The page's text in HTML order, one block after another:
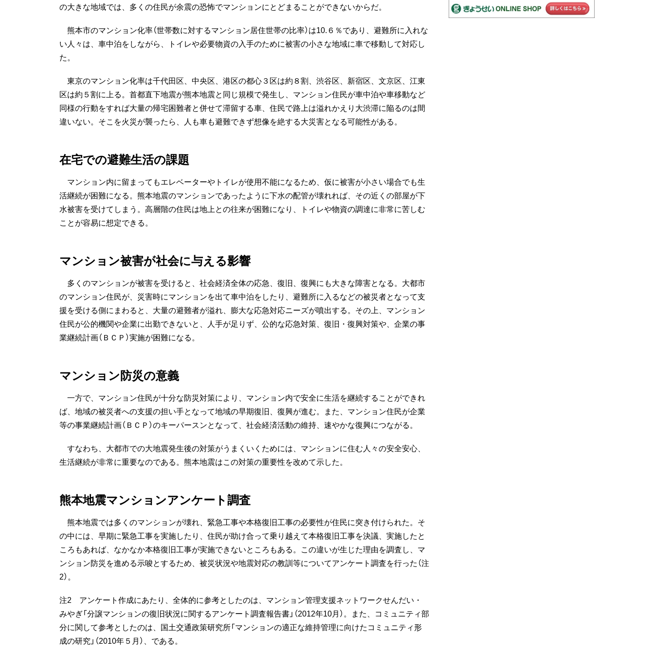
の大きな地域では、多くの住民が余震の恐怖でマンションにとどまることができないからだ。
熊本市のマンション化率（世帯数に対するマンション居住世帯の比率）は10.６％であり、避難所に入れな
い人々は、車中泊をしながら、トイレや必要物資の入手のために被害の小さな地域に車で移動して対応し
た。
東京のマンション化率は千代田区、中央区、港区の都心３区は約８割、渋谷区、新宿区、文京区、江東
区は約５割に上る。首都直下地震が熊本地震と同じ規模で発生し、マンション住民が車中泊や車移動など
同様の行動をすれば大量の帰宅困難者と併せて滞留する車、住民で路上は溢れかえり大渋滞に陥るのは間
違いない。そこを火災が襲ったら、人も車も避難できず想像を絶する大災害となる可能性がある。
在宅での避難生活の課題
マンション内に留まってもエレベーターやトイレが使用不能になるため、仮に被害が小さい場合でも生
活継続が困難になる。熊本地震のマンションであったように下水の配管が壊れれば、その近くの部屋が下
水被害を受けてしまう。高層階の住民は地上との往来が困難になり、トイレや物資の調達に非常に苦しむ
ことが容易に想定できる。
マンション被害が社会に与える影響
多くのマンションが被害を受けると、社会経済全体の応急、復旧、復興にも大きな障害となる。大都市
のマンション住民が、災害時にマンションを出て車中泊をしたり、避難所に入るなどの被災者となって支
援を受ける側にまわると、大量の避難者が溢れ、膨大な応急対応ニーズが噴出する。その上、マンション
住民が公的機関や企業に出勤できないと、人手が足りず、公的な応急対策、復旧・復興対策や、企業の事
業継続計画（ＢＣＰ）実施が困難になる。
マンション防災の意義
一方で、マンション住民が十分な防災対策により、マンション内で安全に生活を継続することができれ
ば、地域の被災者への支援の担い手となって地域の早期復旧、復興が進む。また、マンション住民が企業
等の事業継続計画（ＢＣＰ）のキーパースンとなって、社会経済活動の維持、速やかな復興につながる。
すなわち、大都市での大地震発生後の対策がうまくいくためには、マンションに住む人々の安全安心、
生活継続が非常に重要なのである。熊本地震はこの対策の重要性を改めて示した。
熊本地震マンションアンケート調査
熊本地震では多くのマンションが壊れ、緊急工事や本格復旧工事の必要性が住民に突き付けられた。そ
の中には、早期に緊急工事を実施したり、住民が助け合って乗り越えて本格復旧工事を決議、実施したと
ころもあれば、なかなか本格復旧工事が実施できないところもある。この違いが生じた理由を調査し、マ
ンション防災を進める示唆とするため、被災状況や地震対応の教訓等についてアンケート調査を行った（注
2）。
注2 アンケート作成にあたり、全体的に参考としたのは、マンション管理支援ネットワークせんだい・
みやぎ「分譲マンションの復旧状況に関するアンケート調査報告書」（2012年10月）。また、コミュニティ部
分に関して参考としたのは、国土交通政策研究所「マンションの適正な維持管理に向けたコミュニティ形
成の研究」（2010年５月）、である。